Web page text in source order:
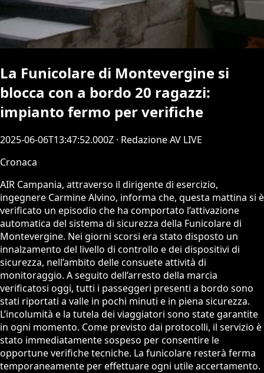
La Funicolare di Montevergine si
blocca con a bordo 20 ragazzi:
impianto fermo per verifiche
2025-06-06T13:47:52.000Z · Redazione AV LIVE
Cronaca
AIR Campania, attraverso il dirigente di esercizio,
ingegnere Carmine Alvino, informa che, questa mattina si è
verificato un episodio che ha comportato l’attivazione
automatica del sistema di sicurezza della Funicolare di
Montevergine. Nei giorni scorsi era stato disposto un
innalzamento del livello di controllo e dei dispositivi di
sicurezza, nell’ambito delle consuete attività di
monitoraggio. A seguito dell’arresto della marcia
verificatosi oggi, tutti i passeggeri presenti a bordo sono
stati riportati a valle in pochi minuti e in piena sicurezza.
L’incolumità e la tutela dei viaggiatori sono state garantite
in ogni momento. Come previsto dai protocolli, il servizio è
stato immediatamente sospeso per consentire le
opportune verifiche tecniche. La funicolare resterà ferma
temporaneamente per effettuare ogni utile accertamento.